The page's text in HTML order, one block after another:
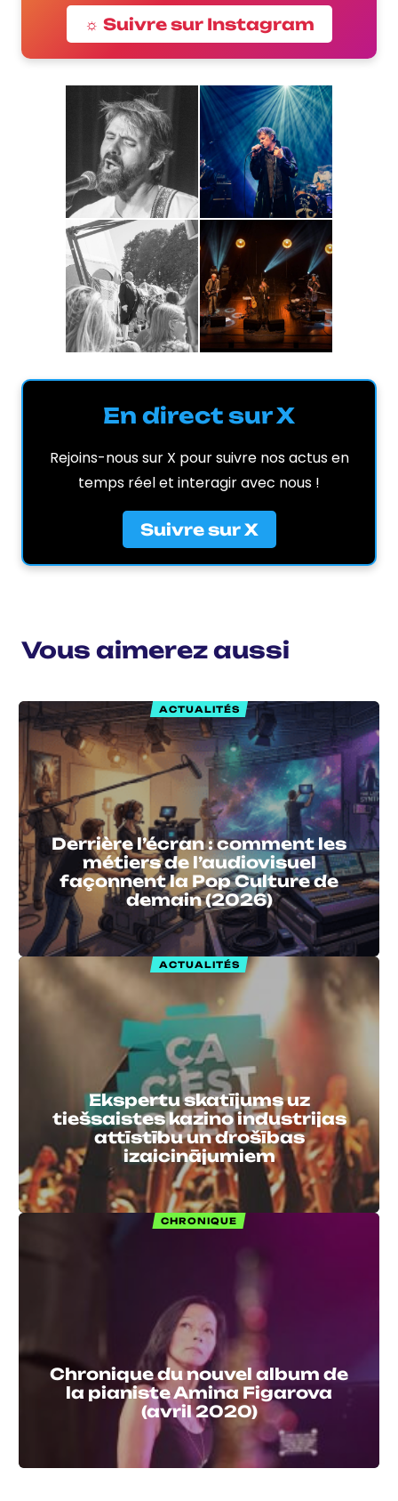
☼ Suivre sur Instagram
En direct sur X
Rejoins-nous sur X pour suivre nos actus en
temps réel et interagir avec nous !
Suivre sur X
Vous aimerez aussi
ACTUALITÉS
Derrière l’écran : comment les
métiers de l’audiovisuel
façonnent la Pop Culture de
demain (2026)
ACTUALITÉS
Ekspertu skatījums uz
tiešsaistes kazino industrijas
attīstību un drošības
izaicinājumiem
CHRONIQUE
Chronique du nouvel album de
la pianiste Amina Figarova
(avril 2020)